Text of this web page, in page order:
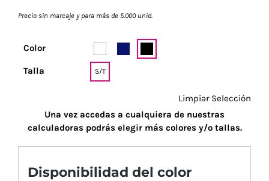
Precio sin marcaje y para más de 5.000 unid.
Color
Talla S/T
Limpiar Selección
Una vez accedas a cualquiera de nuestras
calculadoras podrás elegir más colores y/o tallas.
Disponibilidad del color